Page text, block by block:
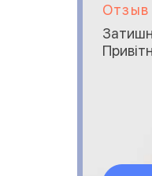
Отзыв